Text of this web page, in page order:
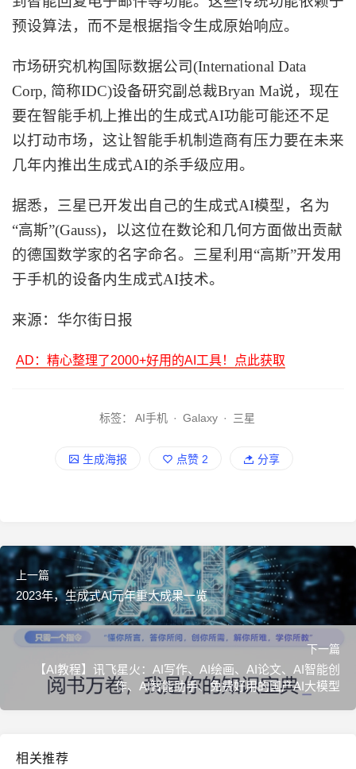
预设算法，而不是根据指令生成原始响应。
市场研究机构国际数据公司(International Data
Corp, 简称IDC)设备研究副总裁Bryan Ma说，现在
要在智能手机上推出的生成式AI功能可能还不足
以打动市场，这让智能手机制造商有压力要在未来
几年内推出生成式AI的杀手级应用。
据悉，三星已开发出自己的生成式AI模型，名为
“高斯”(Gauss)，以这位在数论和几何方面做出贡献
的德国数学家的名字命名。三星利用“高斯”开发用
于手机的设备内生成式AI技术。
来源：华尔街日报
AD：精心整理了2000+好用的AI工具！点此获取
标签： AI手机 · Galaxy · 三星
生成海报 点赞 2 分享
上一篇
2023年，生成式AI元年重大成果一览
下一篇
【AI教程】讯飞星火：AI写作、AI绘画、AI论文、AI智能创
作、AI智能助手、免费好用的国产AI大模型
相关推荐